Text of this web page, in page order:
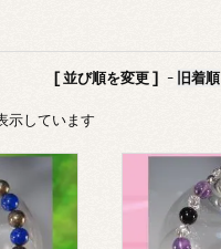
[ 並び順を変更 ] - 旧着順
示しています